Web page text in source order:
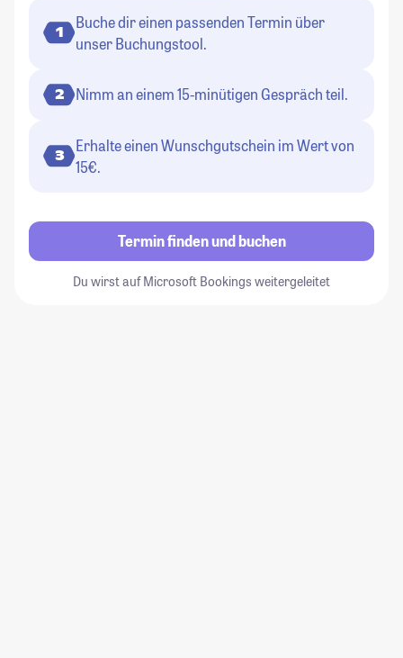
1
Buche dir einen passenden Termin über
unser Buchungstool.
2 Nimm an einem 15-minütigen Gespräch teil.
3
Erhalte einen Wunschgutschein im Wert von
15€.
Termin finden und buchen
Du wirst auf Microsoft Bookings weitergeleitet